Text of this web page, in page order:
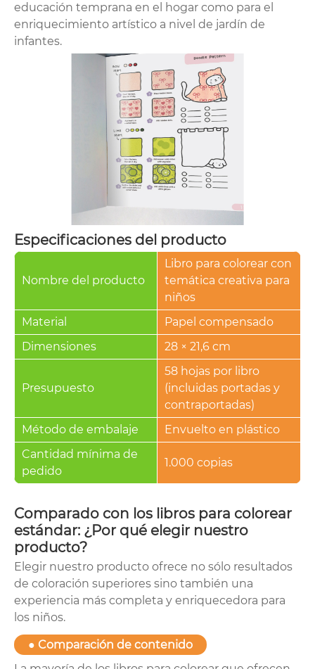
educación temprana en el hogar como para el
enriquecimiento artístico a nivel de jardín de
infantes.
Especificaciones del producto
Nombre del producto
Libro para colorear con
temática creativa para
niños
Material
Papel compensado
Dimensiones
28 × 21,6 cm
Presupuesto
58 hojas por libro
(incluidas portadas y
contraportadas)
Método de embalaje
Envuelto en plástico
Cantidad mínima de
pedido
1.000 copias
Comparado con los libros para colorear
estándar: ¿Por qué elegir nuestro
producto?
Elegir nuestro producto ofrece no sólo resultados
de coloración superiores sino también una
experiencia más completa y enriquecedora para
los niños.
● Comparación de contenido